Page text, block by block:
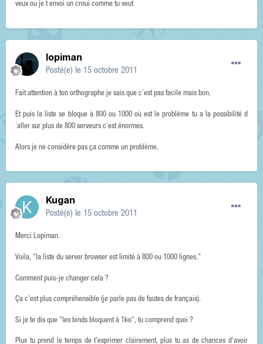
veux ou je t envoi un croui comme tu veut
lopiman
Posté(e) le 15 octobre 2011
Fait attention à ton orthographe je sais que c´est pas facile mais bon.
Et puis la liste se bloque à 800 ou 1000 où est le problème tu a la possibilité d
´aller sur plus de 800 serveurs c´est énormes.
Alors je ne considère pas ça comme un problème.
Kugan
Posté(e) le 15 octobre 2011
Merci Lopiman.
Voila, "la liste du server browser est limité à 800 ou 1000 lignes."
Comment puis-je changer cela ?
Ça c'est plus compréhensible (je parle pas de fautes de français).
Si je te dis que "les binds bloquent à 1ko", tu comprend quoi ?
Plus tu prend le temps de t'exprimer clairement, plus tu as de chances d'avoir